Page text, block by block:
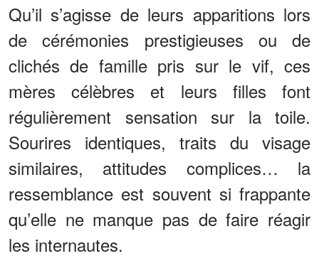
Qu’il s’agisse de leurs apparitions lors
de cérémonies prestigieuses ou de
clichés de famille pris sur le vif, ces
mères célèbres et leurs filles font
régulièrement sensation sur la toile.
Sourires identiques, traits du visage
similaires, attitudes complices… la
ressemblance est souvent si frappante
qu’elle ne manque pas de faire réagir
les internautes.